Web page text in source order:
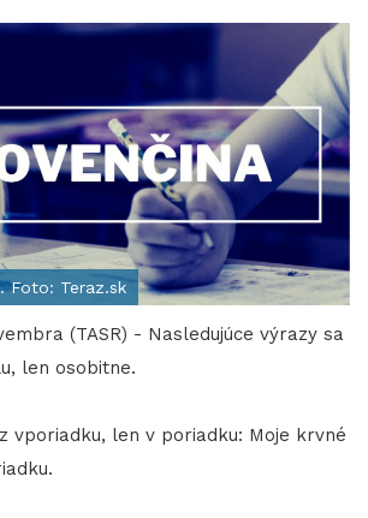
Foto: Teraz.sk
(TASR) - Nasledujúce výrazy sa
len osobitne.
vporiadku, len v poriadku: Moje krvné